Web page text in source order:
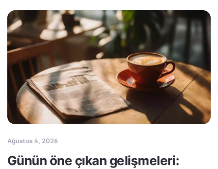
Ağustos 4, 2026
Günün öne çıkan gelişmeleri: